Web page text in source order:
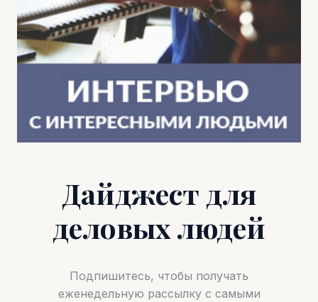
Дайджест для
деловых людей
Подпишитесь, чтобы получать
еженедельную рассылку с самыми